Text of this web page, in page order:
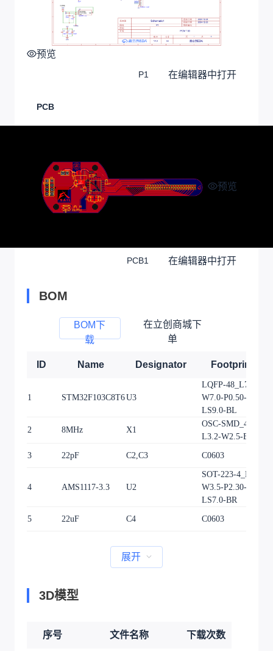
预览
P1 在编辑器中打开
PCB
预览
PCB1 在编辑器中打开
BOM
BOM下
载
在立创商城下
单
ID Name Designator Footprint
1 STM32F103C8T6U3
LQFP-48_L7.0-
W7.0-P0.50-
LS9.0-BL
2 8MHz X1
OSC-SMD_4P-
L3.2-W2.5-BL
3 22pF C2,C3 C0603
4 AMS1117-3.3 U2
SOT-223-4_L6.5-
W3.5-P2.30-
LS7.0-BR
5 22uF C4 C0603
展开
3D模型
序号 文件名称 下载次数